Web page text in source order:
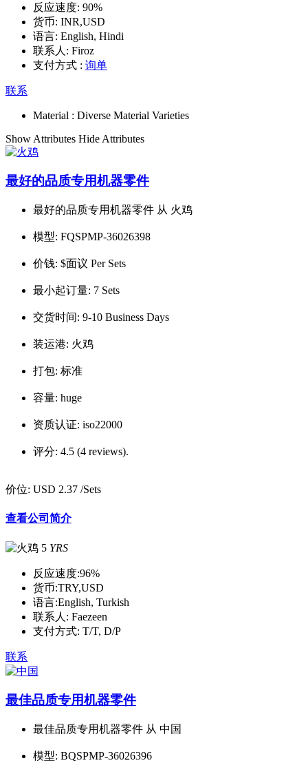
反应速度: 90%
货币: INR,USD
语言: English, Hindi
联系人: Firoz
支付方式 : 询单
联系
Material : Diverse Material Varieties
Show Attributes Hide Attributes
最好的品质专用机器零件
最好的品质专用机器零件 从 火鸡
模型: FQSPMP-36026398
价钱: $面议 Per Sets
最小起订量: 7 Sets
交货时间: 9-10 Business Days
装运港: 火鸡
打包: 标准
容量: huge
资质认证: iso22000
评分: 4.5 (4 reviews).
价位: USD 2.37 /Sets
查看公司简介
5 YRS
反应速度:96%
货币:TRY,USD
语言:English, Turkish
联系人: Faezeen
支付方式: T/T, D/P
联系
最佳品质专用机器零件
最佳品质专用机器零件 从 中国
模型: BQSPMP-36026396